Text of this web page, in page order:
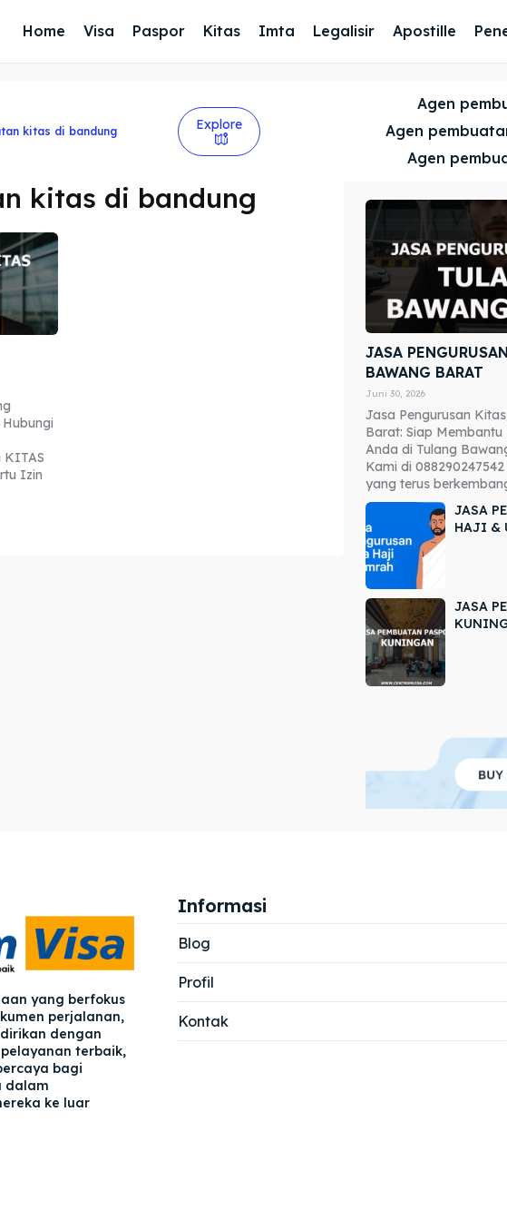
Explore our destinations
Blog
Explore our destinations
Blog
Home Visa Paspor Kitas Imta Legalisir Apostille
kitas di bandung Explore
Agen
Agen
Agen
kitas di bandung
Izin
JASA
BAWANG BARAT
Juni 30, 2026
Jasa Pengurusan
Barat: Siap
Anda di Tulang
Kami di
yang terus
JASA
HAJI &
JASA
yang berfokus
perjalanan,
dengan
terbaik,
bagi
dalam
ke luar
Informasi
Blog
Profil
Kontak